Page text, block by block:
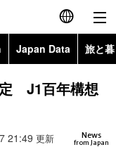
English
简体字
Japan Data 旅と
Topics
定 J1百年構想
News
from Japan
21:49 更新